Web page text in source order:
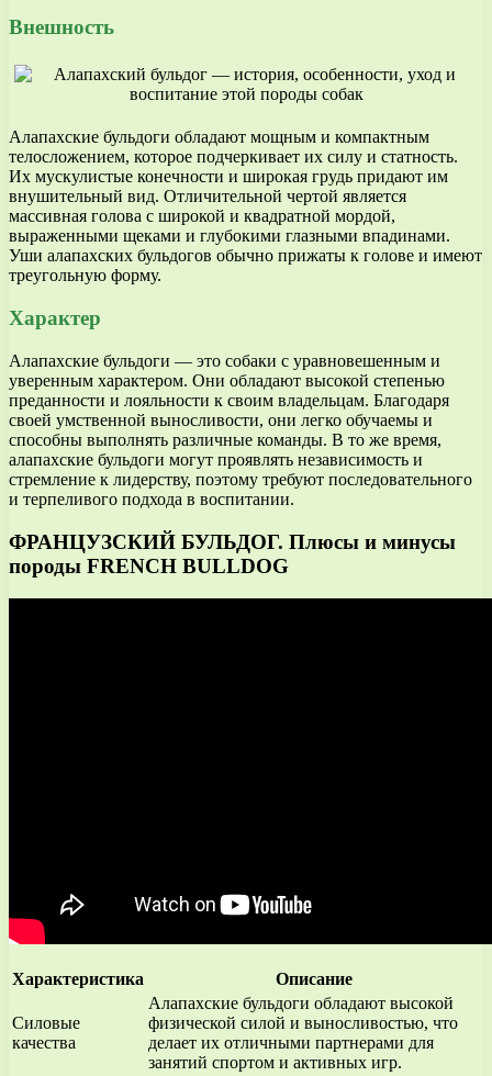
Внешность
Алапахские бульдоги обладают мощным и компактным
телосложением, которое подчеркивает их силу и статность.
Их мускулистые конечности и широкая грудь придают им
внушительный вид. Отличительной чертой является
массивная голова с широкой и квадратной мордой,
выраженными щеками и глубокими глазными впадинами.
Уши алапахских бульдогов обычно прижаты к голове и имеют
треугольную форму.
Характер
Алапахские бульдоги — это собаки с уравновешенным и
уверенным характером. Они обладают высокой степенью
преданности и лояльности к своим владельцам. Благодаря
своей умственной выносливости, они легко обучаемы и
способны выполнять различные команды. В то же время,
алапахские бульдоги могут проявлять независимость и
стремление к лидерству, поэтому требуют последовательного
и терпеливого подхода в воспитании.
ФРАНЦУЗСКИЙ БУЛЬДОГ. Плюсы и минусы
породы FRENCH BULLDOG
Характеристика Описание
Силовые
качества
Алапахские бульдоги обладают высокой
физической силой и выносливостью, что
делает их отличными партнерами для
занятий спортом и активных игр.